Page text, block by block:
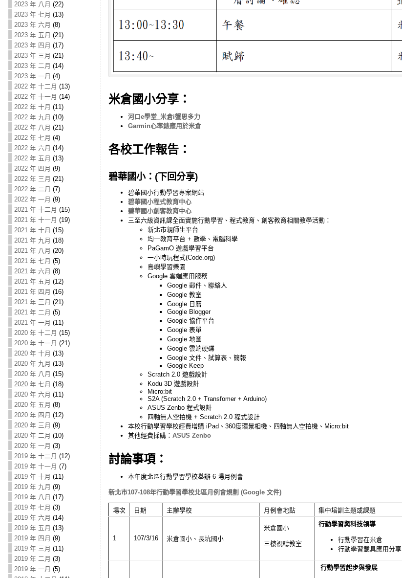
2023 年 八月 (22)
2023 年 七月 (13)
2023 年 六月 (8)
2023 年 五月 (21)
2023 年 四月 (17)
2023 年 三月 (21)
2023 年 二月 (14)
2023 年 一月 (4)
2022 年 十二月 (13)
2022 年 十一月 (14)
2022 年 十月 (11)
2022 年 九月 (10)
2022 年 八月 (21)
2022 年 七月 (4)
2022 年 六月 (14)
2022 年 五月 (13)
2022 年 四月 (9)
2022 年 三月 (21)
2022 年 二月 (7)
2022 年 一月 (9)
2021 年 十二月 (15)
2021 年 十一月 (19)
2021 年 十月 (15)
2021 年 九月 (18)
2021 年 八月 (20)
2021 年 七月 (5)
2021 年 六月 (8)
2021 年 五月 (12)
2021 年 四月 (16)
2021 年 三月 (21)
2021 年 二月 (5)
2021 年 一月 (11)
2020 年 十二月 (15)
2020 年 十一月 (21)
2020 年 十月 (13)
2020 年 九月 (13)
2020 年 八月 (15)
2020 年 七月 (18)
2020 年 六月 (11)
2020 年 五月 (8)
2020 年 四月 (12)
2020 年 三月 (9)
2020 年 二月 (10)
2020 年 一月 (3)
2019 年 十二月 (12)
2019 年 十一月 (7)
2019 年 十月 (11)
2019 年 九月 (9)
2019 年 八月 (17)
2019 年 七月 (3)
2019 年 六月 (14)
2019 年 五月 (13)
2019 年 四月 (9)
2019 年 三月 (11)
2019 年 二月 (3)
2019 年 一月 (5)
米倉國小分享：
河口e學堂_米倉i蟹思多力
Garmin心率錶應用於米倉
各校工作報告：
碧華國小：(下回分享)
碧華國小行動學習專案網站
碧華國小程式教育中心
碧華國小創客教育中心
三至六級資訊課全面實施行動學習、程式教育、創客教育相關教學活動：
新北市親師生平台
均一教育平台 + 數學、電腦科學
PaGamO 遊戲學習平台
一小時玩程式(Code.org)
島嶼學習樂園
Google 雲端應用服務
Google 郵件、聯絡人
Google 教室
Google 日曆
Google Blogger
Google 協作平台
Google 表單
Google 地圖
Google 雲端硬碟
Google 文件、試算表、簡報
Google Keep
Scratch 2.0 遊戲設計
Kodu 3D 遊戲設計
Micro:bit
S2A (Scratch 2.0 + Transfomer + Arduino)
ASUS Zenbo 程式設計
四軸無人空拍機 + Scratch 2.0 程式設計
本校行動學習學校經費增購 iPad、360度環景相機、四軸無人空拍機、Micro:bit
其他經費採購： ASUS Zenbo
討論事項：
本年度北區行動學習學校舉辦 6 場月例會
新北市107-108年行動學習學校北區月例會規劃 (Google 文件)
場次 日期 主辦學校 月例會地點 集中培訓主題或課題
1 107/3/16 米倉國小、長坑國小
米倉國小
三樓視聽教室
行動學習與科技領導
行動學習在米倉
行動學習載具應用分享
行動學習起步與發展